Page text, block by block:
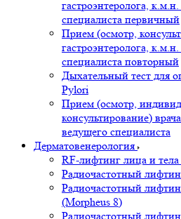
гастроэнтеролога,
специалиста первичный
Прием (осмотр,
гастроэнтеролога,
специалиста повторный
Дыхательный тест для
Pylori
Прием (осмотр,
консультирование)
ведущего специалиста
Дерматовенерология
RF-лифтинг лица и
Радиочастотный
Радиочастотный
(Morpheus 8)
Радиочастотный